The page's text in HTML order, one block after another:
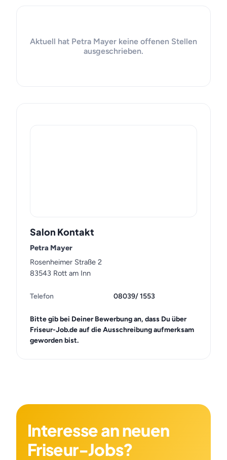
Aktuell hat Petra Mayer keine offenen Stellen
ausgeschrieben.
Salon Kontakt
Petra Mayer
Rosenheimer Straße 2
83543 Rott am Inn
Telefon 08039/ 1553
Bitte gib bei Deiner Bewerbung an, dass Du über
Friseur-Job.de auf die Ausschreibung aufmerksam
geworden bist.
Interesse an neuen
Friseur-Jobs?